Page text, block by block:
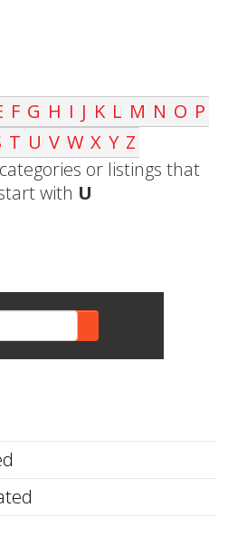
F G H I J K L M N O P
T U V W X Y Z
or listings that
with U